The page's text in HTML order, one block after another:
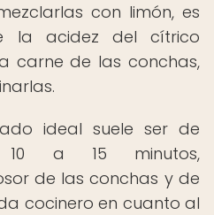
con limón, es
la acidez del cítrico
carne de las conchas,
ideal suele ser de
10 a 15 minutos,
de las conchas y de
cocinero en cuanto al